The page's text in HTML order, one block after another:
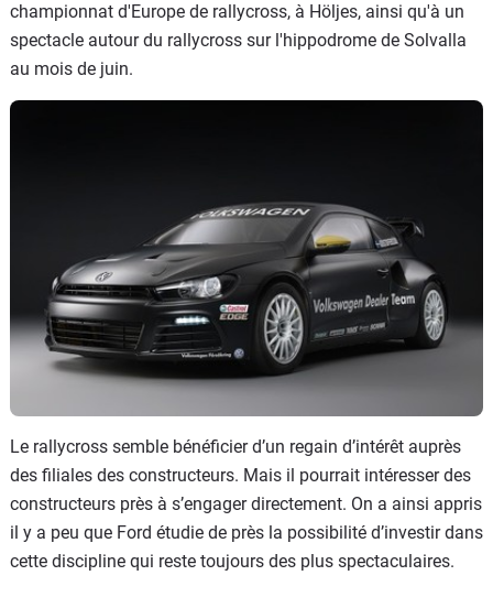
championnat d'Europe de rallycross, à Höljes, ainsi qu'à un
spectacle autour du rallycross sur l'hippodrome de Solvalla
au mois de juin.
Le rallycross semble bénéficier d’un regain d’intérêt auprès
des filiales des constructeurs. Mais il pourrait intéresser des
constructeurs près à s’engager directement. On a ainsi appris
il y a peu que Ford étudie de près la possibilité d’investir dans
cette discipline qui reste toujours des plus spectaculaires.